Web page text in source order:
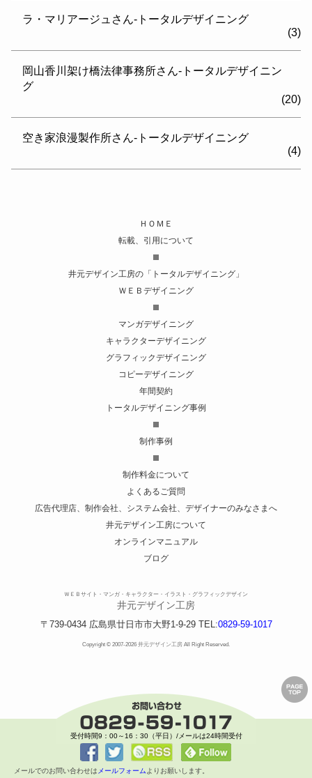
ラ・マリアージュさん-トータルデザイニング
(3)
岡山香川架け橋法律事務所さん-トータルデザイニン
グ
(20)
空き家浪漫製作所さん-トータルデザイニング
(4)
ト
ＨＯＭＥ
転載、引用について
井元デザイン工房の「トータルデザイニング」
ＷＥＢデザイニング
マンガデザイニング
キャラクターデザイニング
グラフィックデザイニング
コピーデザイニング
年間契約
トータルデザイニング事例
制作事例
制作料金について
よくあるご質問
広告代理店、制作会社、システム会社、デザイナーのみなさまへ
井元デザイン工房について
オンラインマニュアル
ブログ
ＷＥＢサイト・マンガ・キャラクター・イラスト・グラフィックデザイン
井元デザイン工房
〒739-0434 広島県廿日市市大野1-9-29TEL:0829-59-1017
Copyright © 2007-2026 井元デザイン工房 All Right Reserved.
受付時間9：00～16：30（平日）/メールは24時間受付
メールでのお問い合わせは メールフォーム よりお願いします。